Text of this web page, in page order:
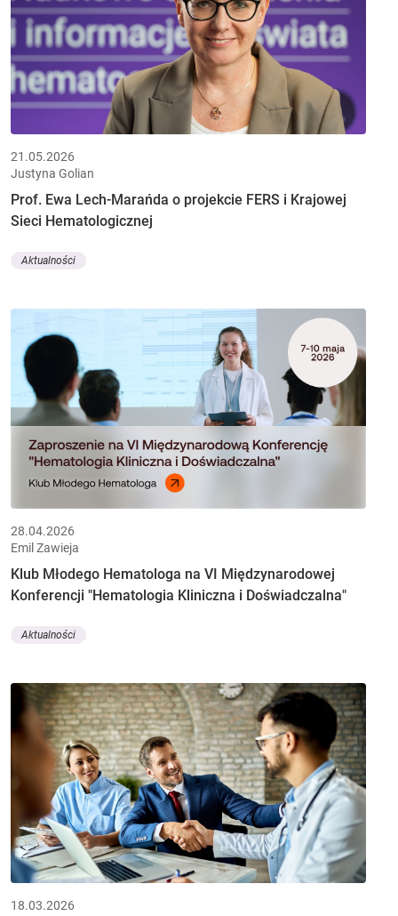
21.05.2026
Justyna Golian
Prof. Ewa Lech-Marańda o projekcie FERS i Krajowej
Sieci Hematologicznej
Aktualności
28.04.2026
Emil Zawieja
Klub Młodego Hematologa na VI Międzynarodowej
Konferencji "Hematologia Kliniczna i Doświadczalna"
Aktualności
18.03.2026